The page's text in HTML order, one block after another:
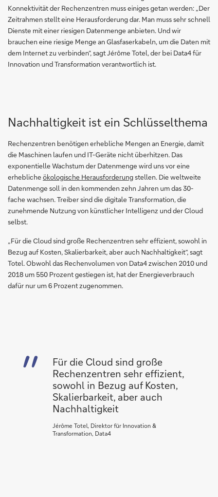
Konnektivität der Rechenzentren muss einiges getan werden: „Der
Zeitrahmen stellt eine Herausforderung dar. Man muss sehr schnell
Dienste mit einer riesigen Datenmenge anbieten. Und wir
brauchen eine riesige Menge an Glasfaserkabeln, um die Daten mit
dem Internet zu verbinden“, sagt Jérôme Totel, der bei Data4 für
Innovation und Transformation verantwortlich ist.
Nachhaltigkeit ist ein Schlüsselthema
Rechenzentren benötigen erhebliche Mengen an Energie, damit
die Maschinen laufen und IT-Geräte nicht überhitzen. Das
exponentielle Wachstum der Datenmenge wird uns vor eine
erhebliche ökologische Herausforderungstellen. Die weltweite
Datenmenge soll in den kommenden zehn Jahren um das 30-
fache wachsen. Treiber sind die digitale Transformation, die
zunehmende Nutzung von künstlicher Intelligenz und der Cloud
selbst.
„Für die Cloud sind große Rechenzentren sehr effizient, sowohl in
Bezug auf Kosten, Skalierbarkeit, aber auch Nachhaltigkeit“, sagt
Totel. Obwohl das Rechenvolumen von Data4 zwischen 2010 und
2018 um 550 Prozent gestiegen ist, hat der Energieverbrauch
dafür nur um 6 Prozent zugenommen.
Für die Cloud sind große
Rechenzentren sehr effizient,
sowohl in Bezug auf Kosten,
Skalierbarkeit, aber auch
Nachhaltigkeit
Jérôme Totel, Direktor für Innovation &
Transformation, Data4